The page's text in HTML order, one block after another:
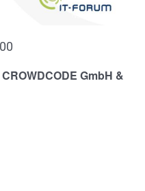
GmbH &